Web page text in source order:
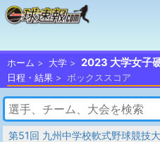
ホーム 大学 2023 大学女子
日程・結果 ボックススコア
第51回 九州中学校軟式野球競技